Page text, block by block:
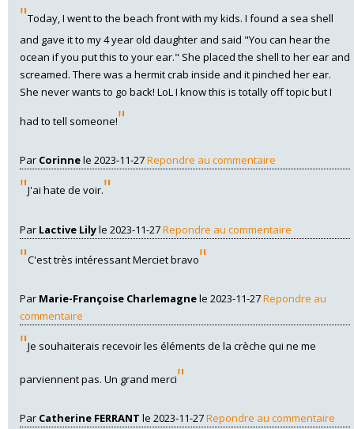
"Today, I went to the beach front with my kids. I found a sea shell
and gave it to my 4 year old daughter and said "You can hear the
ocean if you put this to your ear." She placed the shell to her ear and
screamed. There was a hermit crab inside and it pinched her ear.
She never wants to go back! LoL I know this is totally off topic but I
had to tell someone!"
Par Corinnele 2023-11-27Repondre au commentaire
"J'ai hate de voir."
Par Lactive Lilyle 2023-11-27Repondre au commentaire
"C'est très intéressant Merciet bravo"
Par Marie-Françoise Charlemagnele 2023-11-27Repondre au
commentaire
"Je souhaiterais recevoir les éléments de la crèche qui ne me
parviennent pas. Un grand merci"
Par Catherine FERRANT le 2023-11-27Repondre au commentaire